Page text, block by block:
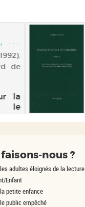
...
de
la
le
ses
les
de
nous ?
adultes éloignés de la lecture
Enfant
petite enfance
public empêché